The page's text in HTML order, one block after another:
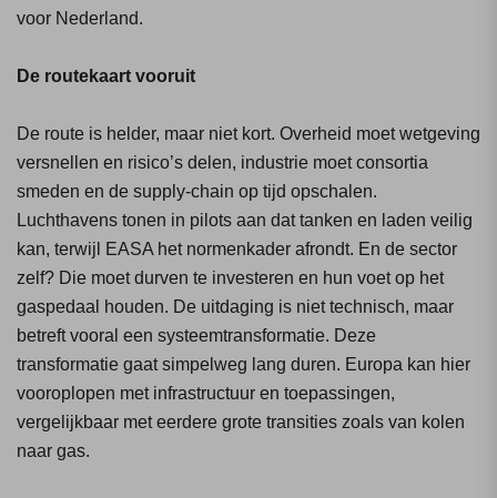
voor Nederland.
De routekaart vooruit
De route is helder, maar niet kort. Overheid moet wetgeving
versnellen en risico’s delen, industrie moet consortia
smeden en de supply-chain op tijd opschalen.
Luchthavens tonen in pilots aan dat tanken en laden veilig
kan, terwijl EASA het normenkader afrondt. En de sector
zelf? Die moet durven te investeren en hun voet op het
gaspedaal houden. De uitdaging is niet technisch, maar
betreft vooral een systeemtransformatie. Deze
transformatie gaat simpelweg lang duren. Europa kan hier
vooroplopen met infrastructuur en toepassingen,
vergelijkbaar met eerdere grote transities zoals van kolen
naar gas.